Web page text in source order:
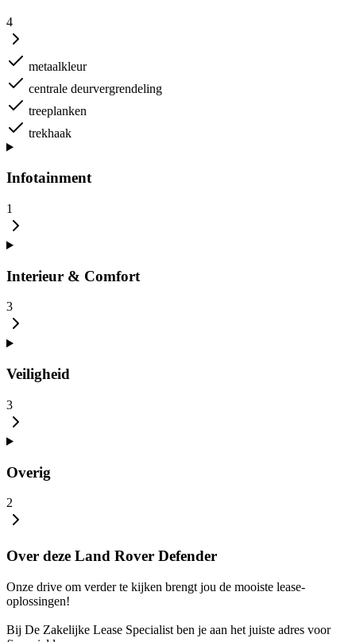
4
metaalkleur
centrale deurvergrendeling
treeplanken
trekhaak
Infotainment
1
Interieur & Comfort
3
Veiligheid
3
Overig
2
Over deze Land Rover Defender
Onze drive om verder te kijken brengt jou de mooiste lease-
oplossingen!
Bij De Zakelijke Lease Specialist ben je aan het juiste adres voor